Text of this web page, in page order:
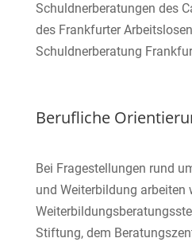
Schuldnerberatungen des
des Frankfurter
Schuldnerberatung
Berufliche
Bei Fragestellungen rund
und Weiterbildung arbeiten
Stiftung, dem